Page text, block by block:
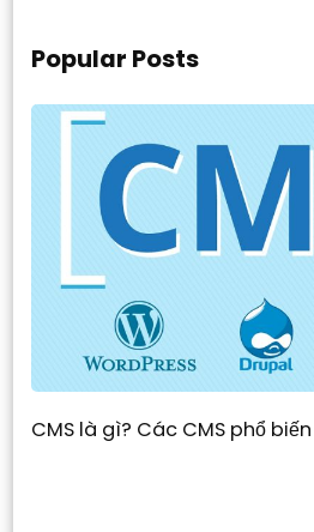
Popular Posts
CMS là gì? Các CMS phổ